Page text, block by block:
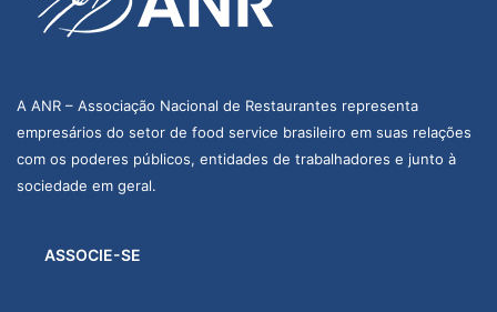
A ANR – Associação Nacional de Restaurantes representa
empresários do setor de food service brasileiro em suas relações
com os poderes públicos, entidades de trabalhadores e junto à
sociedade em geral.
ASSOCIE-SE